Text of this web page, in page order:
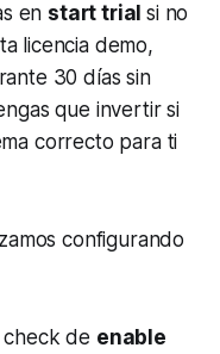
en start trialsi no
licencia demo,
30 días sin
que invertir si
correcto para ti
configurando
check de enable